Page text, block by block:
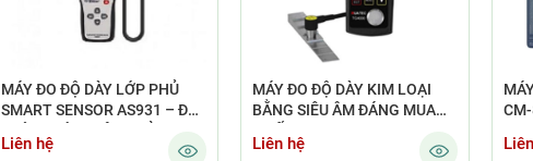
MÁY ĐO ĐỘ DÀY LỚP PHỦ
SMART SENSOR AS931 – ĐO
Liên hệ
MÁY ĐO ĐỘ DÀY KIM LOẠI
BẰNG SIÊU ÂM ĐÁNG MUA
Liên hệ